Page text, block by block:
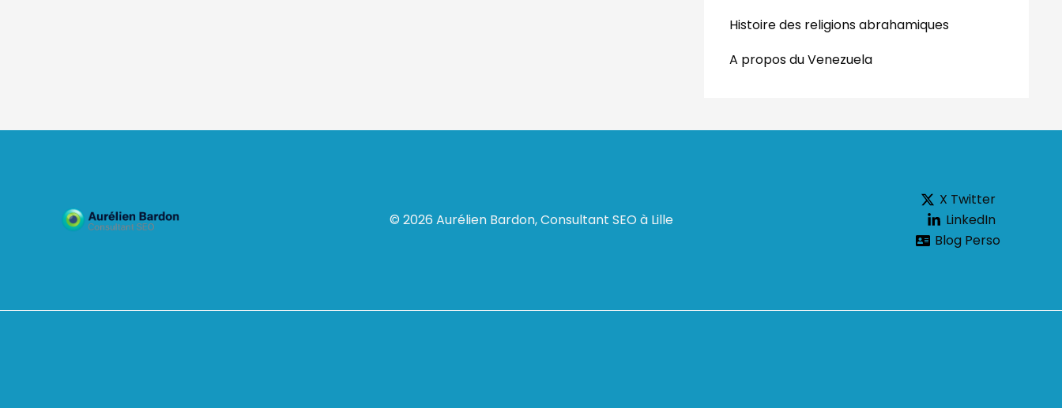
Histoire des religions abrahamiques
A propos du Venezuela
© 2026 Aurélien Bardon, Consultant SEO à Lille
X Twitter
LinkedIn
Blog Perso